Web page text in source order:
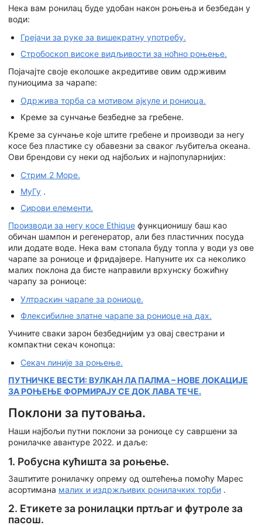
Нека вам ронилац буде удобан након роњења и безбедан у
води:
Грејачи за руке за вишекратну употребу.
Стробоскоп високе видљивости за ноћно роњење.
Појачајте своје еколошке акредитиве овим одрживим
пуниоцима за чарапе:
Одржива торба са мотивом ајкуле и рониоца.
Креме за сунчање безбедне за гребене.
Креме за сунчање које штите гребене и производи за негу
косе без пластике су обавезни за сваког љубитеља океана.
Ови брендови су неки од најбољих и најпопуларнијих:
Стрим 2 Море.
МуГу .
Сирови елементи.
Производи за негу косе Ethique функционишу баш као
обичан шампон и регенератор, али без пластичних посуда
или додате воде. Нека вам стопала буду топла у води уз ове
чарапе за рониоце и фридајвере. Напуните их са неколико
малих поклона да бисте направили врхунску божићну
чарапу за рониоце:
Ултраскин чарапе за рониоце.
Флексибилне златне чарапе за рониоце на дах.
Учините сваки зарон безбеднијим уз овај свестрани и
компактни секач конопца:
Секач линије за роњење.
ПУТНИЧКЕ ВЕСТИ: ВУЛКАН ЛА ПАЛМА – НОВЕ ЛОКАЦИЈЕ
ЗА РОЊЕЊЕ ФОРМИРАЈУ СЕ ДОК ЛАВА ТЕЧЕ.
Поклони за путовања.
Наши најбољи путни поклони за рониоце су савршени за
ронилачке авантуре 2022. и даље:
1. Робусна кућишта за роњење.
Заштитите ронилачку опрему од оштећења помоћу Марес
асортимана малих и издржљивих ронилачких торби .
2. Етикете за ронилацки пртљаг и футроле за
пасош.